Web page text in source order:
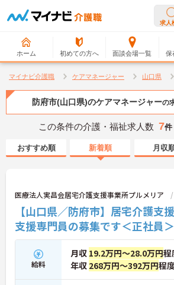
求人
ホーム 初めての方へ 面談会場一覧 保
マイナビ介護職 ケアマネージャー 山口県
防府市(山口県)のケアマネージャーの
この条件の介護・福祉求人数 7件
おすすめ順 新着順 月収
医療法人実昌会居宅介護支援事業所プルメリア
【山口県／防府市】居宅介護支
支援専門員の募集です＜正社員＞
給料
月収 19.2万円～28.0万円程
年収 268万円～392万円程